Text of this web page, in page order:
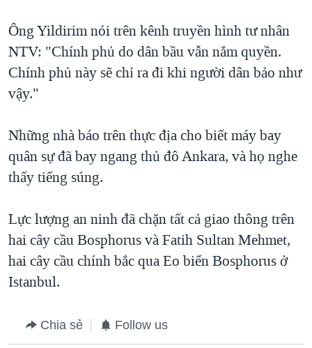
Ông Yildirim nói trên kênh truyền hình tư nhân
NTV: "Chính phủ do dân bầu vẫn nắm quyền.
Chính phủ này sẽ chỉ ra đi khi người dân bảo như
vậy."
Những nhà báo trên thực địa cho biết máy bay
quân sự đã bay ngang thủ đô Ankara, và họ nghe
thấy tiếng súng.
Lực lượng an ninh đã chặn tất cả giao thông trên
hai cây cầu Bosphorus và Fatih Sultan Mehmet,
hai cây cầu chính bắc qua Eo biển Bosphorus ở
Istanbul.
Chia sẻ Follow us